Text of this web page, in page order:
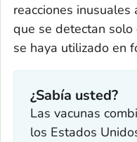
reacciones
que se detectan
se haya utilizado en
¿Sabía usted?
Las vacunas
los Estados